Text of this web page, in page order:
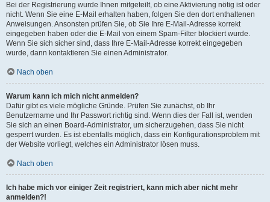
Bei der Registrierung wurde Ihnen mitgeteilt, ob eine Aktivierung nötig ist oder
nicht. Wenn Sie eine E-Mail erhalten haben, folgen Sie den dort enthaltenen
Anweisungen. Ansonsten prüfen Sie, ob Sie Ihre E-Mail-Adresse korrekt
eingegeben haben oder die E-Mail von einem Spam-Filter blockiert wurde.
Wenn Sie sich sicher sind, dass Ihre E-Mail-Adresse korrekt eingegeben
wurde, dann kontaktieren Sie einen Administrator.
Nach oben
Warum kann ich mich nicht anmelden?
Dafür gibt es viele mögliche Gründe. Prüfen Sie zunächst, ob Ihr
Benutzername und Ihr Passwort richtig sind. Wenn dies der Fall ist, wenden
Sie sich an einen Board-Administrator, um sicherzugehen, dass Sie nicht
gesperrt wurden. Es ist ebenfalls möglich, dass ein Konfigurationsproblem mit
der Website vorliegt, welches ein Administrator lösen muss.
Nach oben
Ich habe mich vor einiger Zeit registriert, kann mich aber nicht mehr
anmelden?!